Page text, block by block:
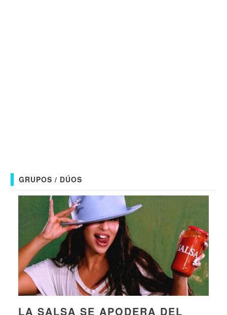
GRUPOS / DÚOS
LA SALSA SE APODERA DEL